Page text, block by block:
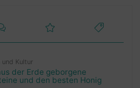
und Kultur
der Erde geborgene
und den besten Honig